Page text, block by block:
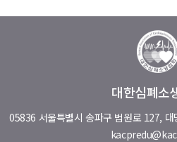
대한심폐소
05836 서울특별시 송파구 법원로 127,